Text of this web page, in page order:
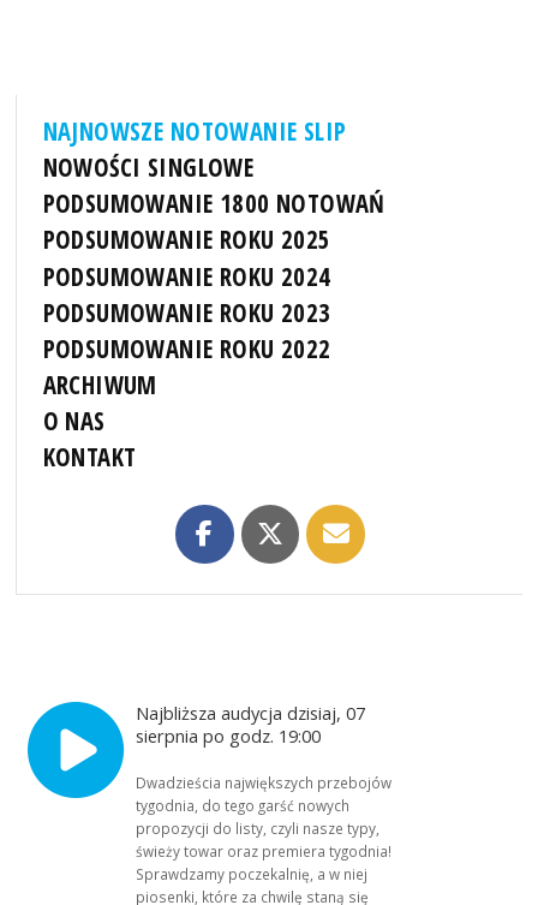
NAJNOWSZE NOTOWANIE SLIP
NOWOŚCI SINGLOWE
PODSUMOWANIE 1800 NOTOWAŃ
PODSUMOWANIE ROKU 2025
PODSUMOWANIE ROKU 2024
PODSUMOWANIE ROKU 2023
PODSUMOWANIE ROKU 2022
ARCHIWUM
O NAS
KONTAKT
Najbliższa audycja dzisiaj, 07
sierpnia po godz. 19:00
Dwadzieścia największych przebojów
tygodnia, do tego garść nowych
propozycji do listy, czyli nasze typy,
świeży towar oraz premiera tygodnia!
Sprawdzamy poczekalnię, a w niej
piosenki, które za chwilę staną się